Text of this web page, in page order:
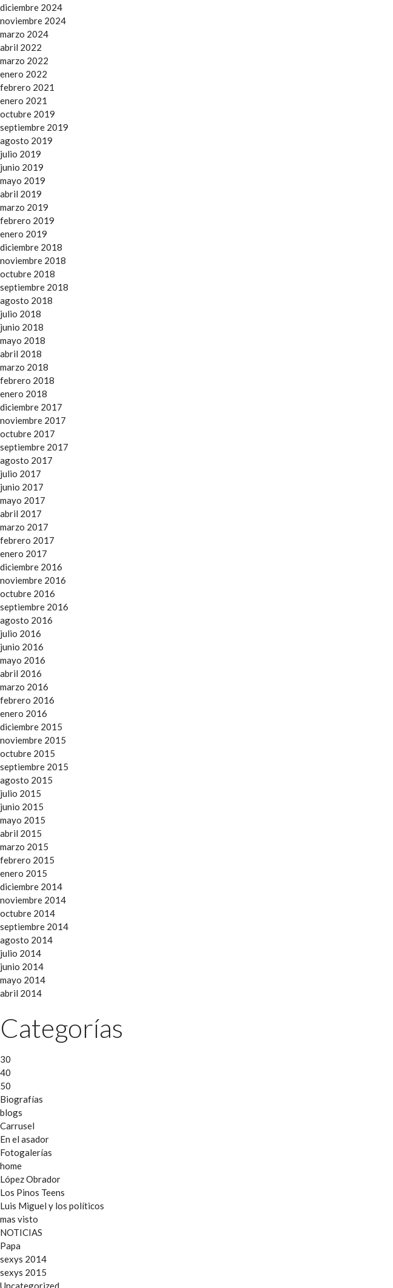
diciembre 2024
noviembre 2024
marzo 2024
abril 2022
marzo 2022
enero 2022
febrero 2021
enero 2021
octubre 2019
septiembre 2019
agosto 2019
julio 2019
junio 2019
mayo 2019
abril 2019
marzo 2019
febrero 2019
enero 2019
diciembre 2018
noviembre 2018
octubre 2018
septiembre 2018
agosto 2018
julio 2018
junio 2018
mayo 2018
abril 2018
marzo 2018
febrero 2018
enero 2018
diciembre 2017
noviembre 2017
octubre 2017
septiembre 2017
agosto 2017
julio 2017
junio 2017
mayo 2017
abril 2017
marzo 2017
febrero 2017
enero 2017
diciembre 2016
noviembre 2016
octubre 2016
septiembre 2016
agosto 2016
julio 2016
junio 2016
mayo 2016
abril 2016
marzo 2016
febrero 2016
enero 2016
diciembre 2015
noviembre 2015
octubre 2015
septiembre 2015
agosto 2015
julio 2015
junio 2015
mayo 2015
abril 2015
marzo 2015
febrero 2015
enero 2015
diciembre 2014
noviembre 2014
octubre 2014
septiembre 2014
agosto 2014
julio 2014
junio 2014
mayo 2014
abril 2014
Categorías
30
40
50
Biografías
blogs
Carrusel
En el asador
Fotogalerías
home
López Obrador
Los Pinos Teens
Luis Miguel y los políticos
mas visto
NOTICIAS
Papa
sexys 2014
sexys 2015
Uncategorized